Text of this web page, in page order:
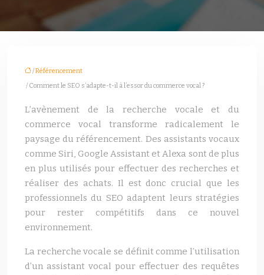
/Référencement
/ Comment le SEO s’adapte-t-il à l’essor du commerce vocal ?
L’avènement de la recherche vocale et du
commerce vocal transforme radicalement le
paysage du référencement. Des assistants vocaux
comme Siri, Google Assistant et Alexa sont de plus
en plus utilisés pour effectuer des recherches et
réaliser des achats. Il est donc crucial que les
professionnels du SEO adaptent leurs stratégies
pour rester compétitifs dans ce nouvel
environnement.
La recherche vocale se définit comme l’utilisation
d’un assistant vocal pour effectuer des requêtes